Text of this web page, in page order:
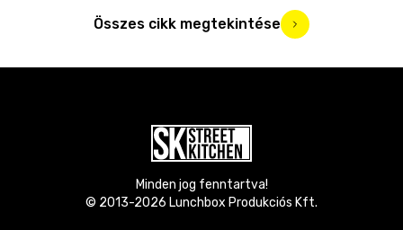
Összes cikk megtekintése
Minden jog fenntartva!
© 2013-2026 Lunchbox Produkciós Kft.